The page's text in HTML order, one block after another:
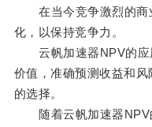
在当今竞争激烈的商
化，以保持竞争力。
云帆加速器NPV的应
价值，准确预测收益和
的选择。
随着云帆加速器NPV